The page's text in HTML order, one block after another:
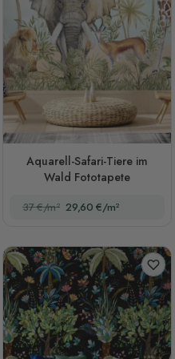
Aquarell-Safari-Tiere im
Wald Fototapete
37 €/m² 29,60 €/m²